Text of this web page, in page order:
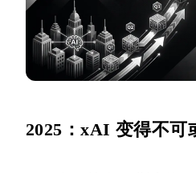
2025：xAI 变得不可